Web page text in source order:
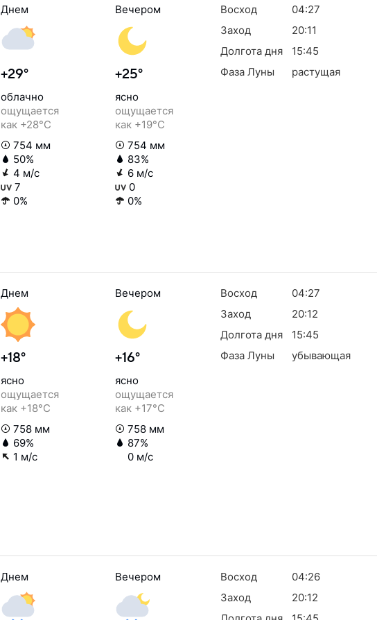
Днем
+29°
облачно
ощущается
как +28°C
754 мм
50%
4 м/с
7
0%
Вечером
+25°
ясно
ощущается
как +19°C
754 мм
83%
6 м/с
0
0%
Восход
04:27
Заход
20:11
Долгота дня
15:45
Фаза Луны
растущая
Днем
+18°
ясно
ощущается
как +18°C
758 мм
69%
1 м/с
Вечером
+16°
ясно
ощущается
как +17°C
758 мм
87%
0 м/с
Восход
04:27
Заход
20:12
Долгота дня
15:45
Фаза Луны
убывающая
Днем Вечером Восход
04:26
Заход
20:12